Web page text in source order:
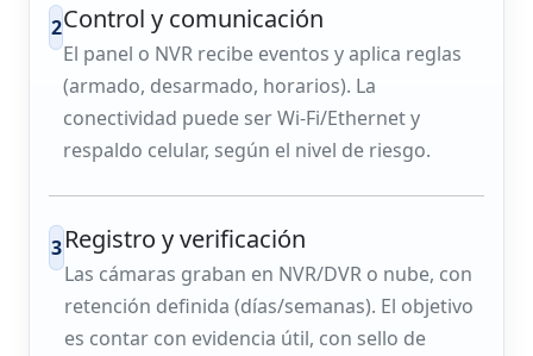
2Control y comunicación
El panel o NVR recibe eventos y aplica reglas
(armado, desarmado, horarios). La
conectividad puede ser Wi‑Fi/Ethernet y
respaldo celular, según el nivel de riesgo.
3Registro y verificación
Las cámaras graban en NVR/DVR o nube, con
retención definida (días/semanas). El objetivo
es contar con evidencia útil, con sello de